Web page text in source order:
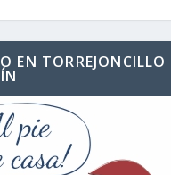
EN TORREJONCILLO